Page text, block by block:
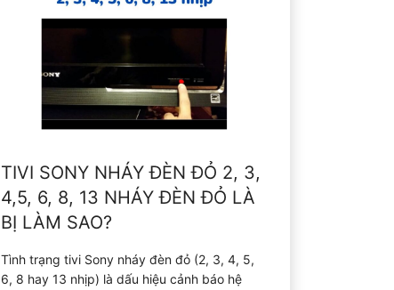
TIVI SONY NHÁY ĐÈN ĐỎ 2, 3,
4,5, 6, 8, 13 NHÁY ĐÈN ĐỎ LÀ
BỊ LÀM SAO?
Tình trạng tivi Sony nháy đèn đỏ (2, 3, 4, 5,
6, 8 hay 13 nhịp) là dấu hiệu cảnh báo hệ